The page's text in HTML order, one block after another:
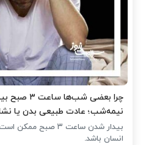
چرا بعضی
نیمه‌شب؛ عادت طبیعی بدن یا
بیدار شدن ساعت ۳
انسان باشد.